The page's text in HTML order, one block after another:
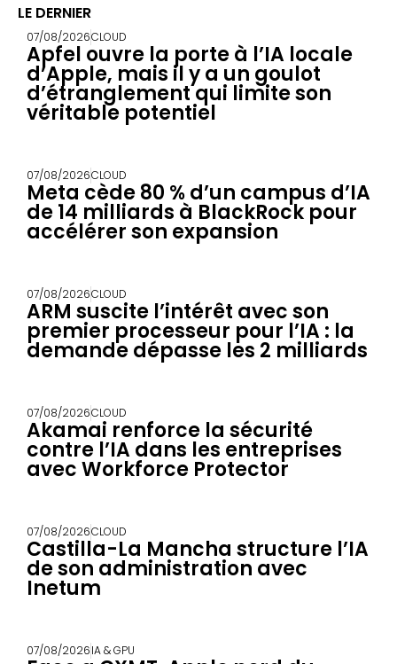
LE DERNIER
07/08/2026CLOUD
Apfel ouvre la porte à l’IA locale
d’Apple, mais il y a un goulot
d’étranglement qui limite son
véritable potentiel
07/08/2026CLOUD
Meta cède 80 % d’un campus d’IA
de 14 milliards à BlackRock pour
accélérer son expansion
07/08/2026CLOUD
ARM suscite l’intérêt avec son
premier processeur pour l’IA : la
demande dépasse les 2 milliards
07/08/2026CLOUD
Akamai renforce la sécurité
contre l’IA dans les entreprises
avec Workforce Protector
07/08/2026CLOUD
Castilla-La Mancha structure l’IA
de son administration avec
Inetum
07/08/2026IA & GPU